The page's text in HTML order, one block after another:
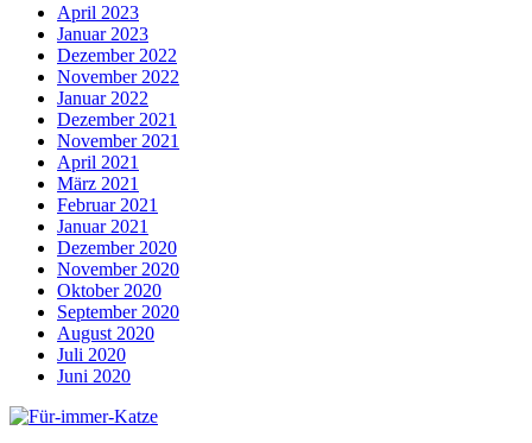
April 2023
Januar 2023
Dezember 2022
November 2022
Januar 2022
Dezember 2021
November 2021
April 2021
März 2021
Februar 2021
Januar 2021
Dezember 2020
November 2020
Oktober 2020
September 2020
August 2020
Juli 2020
Juni 2020